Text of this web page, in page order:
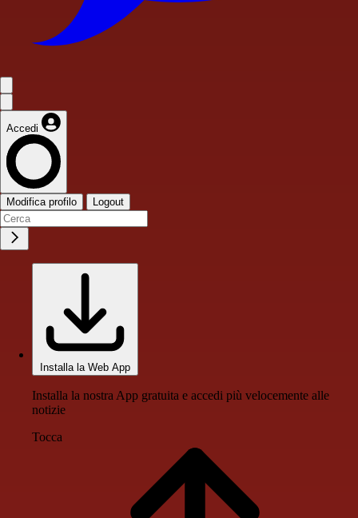
Accedi
Modifica profilo Logout
Installa la Web App
Installa la nostra App gratuita e accedi più velocemente alle
notizie
Tocca